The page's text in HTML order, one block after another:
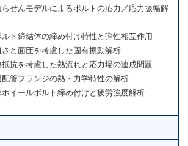
んモデルによるボルトの応力／応力振幅解
締結体の締め付け特性と弾性相互作用
面圧を考慮した固有振動解析
を考慮した熱流れと応力場の連成問題
フランジの熱・力学特性の解析
ールボルト締め付けと疲労強度解析